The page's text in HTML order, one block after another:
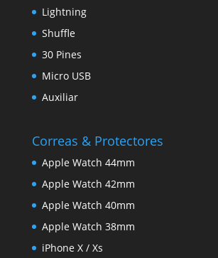
Lightning
Shuffle
30 Pines
Micro USB
Auxiliar
Correas & Protectores
Apple Watch 44mm
Apple Watch 42mm
Apple Watch 40mm
Apple Watch 38mm
iPhone X / Xs